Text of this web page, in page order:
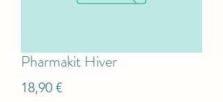
Pharmakit Hiver
18,90 €Prix